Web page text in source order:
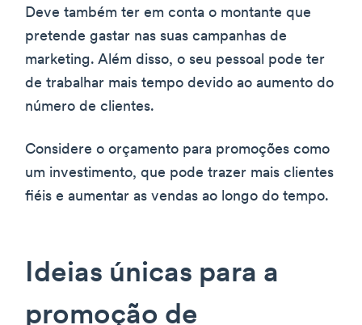
Deve também ter em conta o montante que
pretende gastar nas suas campanhas de
marketing. Além disso, o seu pessoal pode ter
de trabalhar mais tempo devido ao aumento do
número de clientes.
Considere o orçamento para promoções como
um investimento, que pode trazer mais clientes
fiéis e aumentar as vendas ao longo do tempo.
Ideias únicas para a
promoção de